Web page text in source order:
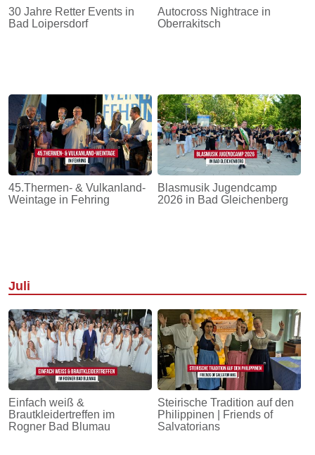
30 Jahre Retter Events in
Bad Loipersdorf
Autocross Nightrace in
Oberrakitsch
45.Thermen- & Vulkanland-
Weintage in Fehring
Blasmusik Jugendcamp
2026 in Bad Gleichenberg
Juli
Einfach weiß &
Brautkleidertreffen im
Rogner Bad Blumau
Steirische Tradition auf den
Philippinen | Friends of
Salvatorians